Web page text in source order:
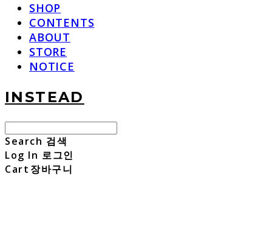
SHOP
CONTENTS
ABOUT
STORE
NOTICE
INSTEAD
Search 검색
Log In 로그인
Cart 장바구니